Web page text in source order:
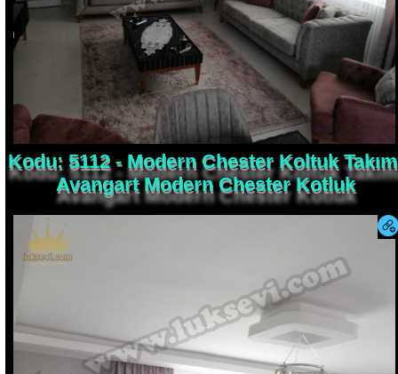
Kodu: 5112 - Modern Chester Koltuk
Avangart Modern Chester Kotluk